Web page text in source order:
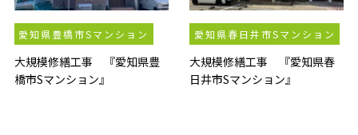
愛知県豊橋市Sマンション
大規模修繕工事 『愛知県豊
橋市Sマンション』
愛知県春日井市Sマンション
大規模修繕工事 『愛知県春
日井市Sマンション』